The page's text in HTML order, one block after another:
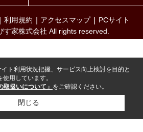
利用規約 アクセスマップ
PCサイト
す家株式会社 All rights reserved.
ト利用状況把握、サービス向上検討を目的と
用しています。
取扱いについて」 をご確認ください。
閉じる